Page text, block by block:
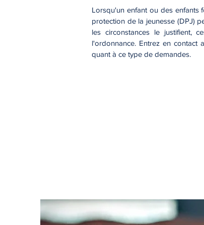
Lorsqu'un enfant ou des enfants
protection de la jeunesse (DPJ)
les circonstances le justifient,
l'ordonnance. Entrez en
quant à ce type de demandes.